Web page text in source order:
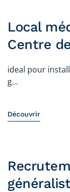
Local
Centre
ideal pour
g…
Découvrir